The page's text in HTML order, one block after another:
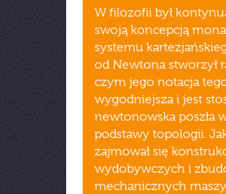
W filozofii był
swoją koncepcją
systemu
od Newtona stworzył
czym jego notacja
wygodniejsza i jest
newtonowska poszła
podstawy topologii.
zajmował się
wydobywczych i
mechanicznych